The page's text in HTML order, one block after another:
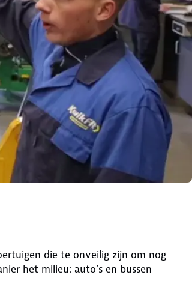
die te onveilig zijn om nog
het milieu: auto’s en bussen